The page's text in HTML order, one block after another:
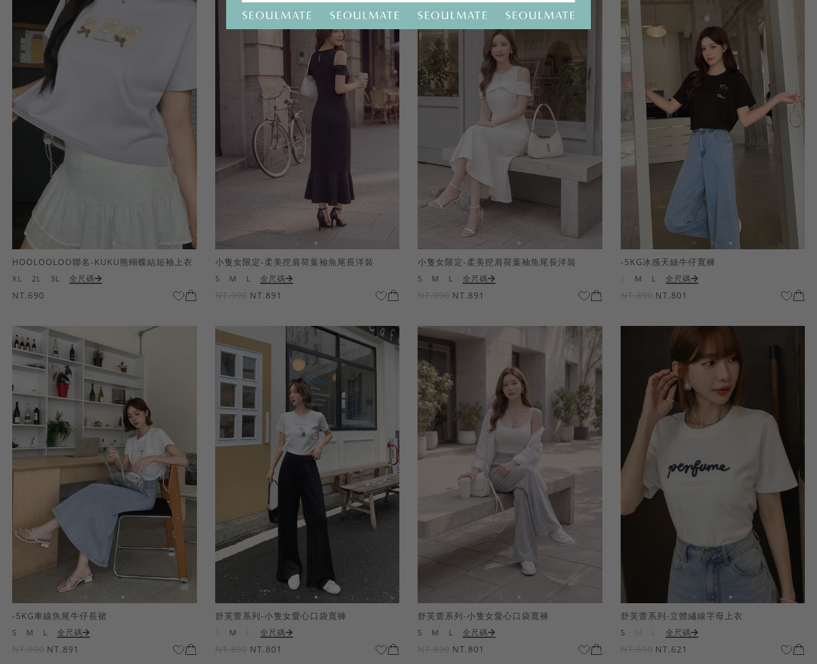
HOOLOOLOO聯名-KUKU熊蝴蝶結短袖上衣
XL 2L 3L 全尺碼
NT.690
小隻女限定-柔美挖肩荷葉袖魚尾長洋裝
S M L 全尺碼
NT.990 NT.891
小隻女限定-柔美挖肩荷葉袖魚尾長洋裝
S M L 全尺碼
NT.990 NT.891
-5KG冰感天絲牛仔寬褲
M L 全尺碼
NT.890 NT.801
-5KG車線魚尾牛仔長裙
S M L 全尺碼
NT.990 NT.891
舒芙蕾系列-小隻女愛心口袋寬褲
M 全尺碼
NT.890 NT.801
舒芙蕾系列-小隻女愛心口袋寬褲
S M L 全尺碼
NT.890 NT.801
舒芙蕾系列-立體繡線字母上衣
S 全尺碼
NT.690 NT.621